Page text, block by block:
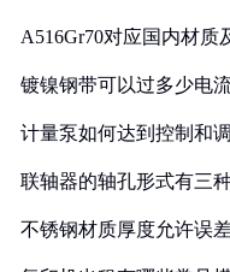
A516Gr70对应国内材质
镀镍钢带可以过多少电
计量泵如何达到控制和
联轴器的轴孔形式有三
不锈钢材质厚度允许误